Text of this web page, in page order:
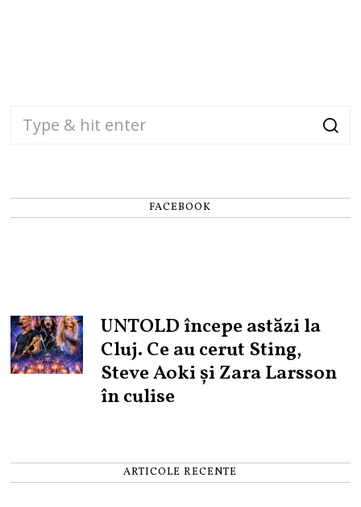
FACEBOOK
UNTOLD începe astăzi la
Cluj. Ce au cerut Sting,
Steve Aoki și Zara Larsson
în culise
ARTICOLE RECENTE